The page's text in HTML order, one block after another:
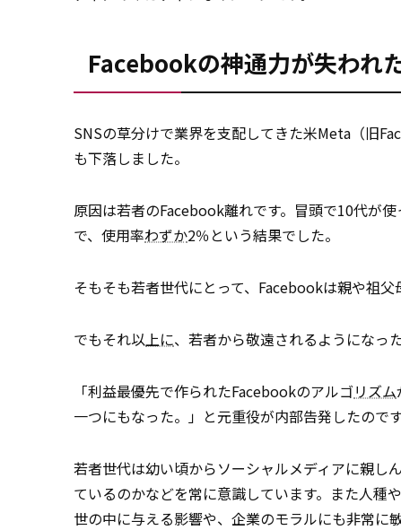
Facebookの神通力が失われ
SNSの草分けで業界を支配してきた米Meta（旧
も下落しました。
原因は若者のFacebook離れです。冒頭で10代が
で、使用率わずか2％という結果でした。
そもそも若者世代にとって、Facebookは親や祖父
でもそれ以上に、若者から敬遠されるようになっ
「利益最優先で作られたFacebookのアルゴリズム
一つにもなった。」と元重役が内部告発したので
若者世代は幼い頃からソーシャルメディアに親し
ているのかなどを常に意識しています。また人種
世の中に与える影響や、企業のモラルにも非常に敏